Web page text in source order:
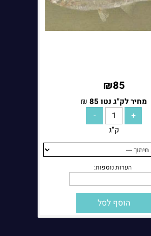
₪85
מחיר לק"ג נטו 85
₪
ק"ג
הוסף לסל